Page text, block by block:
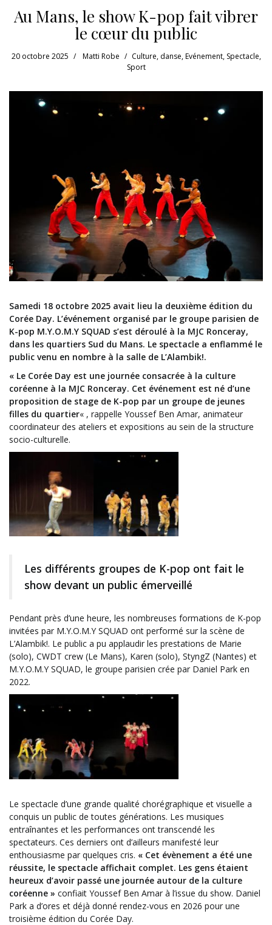
Au Mans, le show K-pop fait vibrer
le cœur du public
20 octobre 2025 Matti Robe Culture, danse,Evénement, Spectacle,
Sport
Samedi 18 octobre 2025 avait lieu la deuxième édition du
Corée Day. L’événement organisé par le groupe parisien de
K-pop M.Y.O.M.Y SQUAD s’est déroulé à la MJC Ronceray,
dans les quartiers Sud du Mans. Le spectacle a enflammé le
public venu en nombre à la salle de L’Alambik!.
« Le Corée Day est une journée consacrée à la culture
coréenne à la MJC Ronceray. Cet événement est né d’une
proposition de stage de K-pop par un groupe de jeunes
filles du quartier« , rappelle Youssef Ben Amar, animateur
coordinateur des ateliers et expositions au sein de la structure
socio-culturelle.
Les différents groupes de K-pop ont fait le
show devant un public émerveillé
Pendant près d’une heure, les nombreuses formations de K-pop
invitées par M.Y.O.M.Y SQUAD ont performé sur la scène de
L’Alambik!. Le public a pu applaudir les prestations de Marie
(solo), CWDT crew (Le Mans), Karen (solo), StyngZ (Nantes) et
M.Y.O.M.Y SQUAD, le groupe parisien crée par Daniel Park en
2022.
Le spectacle d’une grande qualité chorégraphique et visuelle a
conquis un public de toutes générations. Les musiques
entraînantes et les performances ont transcendé les
spectateurs. Ces derniers ont d’ailleurs manifesté leur
enthousiasme par quelques cris. « Cet évènement a été une
réussite, le spectacle affichait complet. Les gens étaient
heureux d’avoir passé une journée autour de la culture
coréenne » confiait Youssef Ben Amar à l’issue du show. Daniel
Park a d’ores et déjà donné rendez-vous en 2026 pour une
troisième édition du Corée Day.